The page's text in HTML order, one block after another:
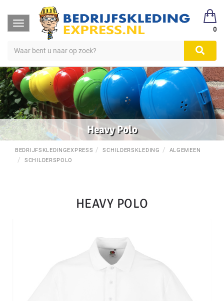
Toggle
navigation
0
Heavy Polo
BEDRIJFSKLEDINGEXPRESS SCHILDERSKLEDING
ALGEMEEN
SCHILDERSPOLO
HEAVY POLO